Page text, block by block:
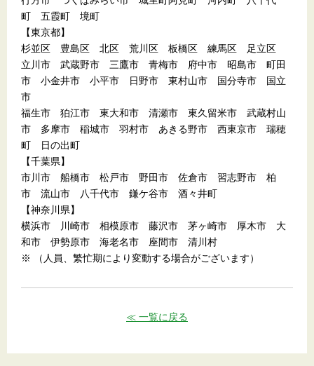
町 五霞町 境町
【東京都】
杉並区 豊島区 北区 荒川区 板橋区 練馬区 足立区
立川市 武蔵野市 三鷹市 青梅市 府中市 昭島市 町田
市 小金井市 小平市 日野市 東村山市 国分寺市 国立
市
福生市 狛江市 東大和市 清瀬市 東久留米市 武蔵村山
市 多摩市 稲城市 羽村市 あきる野市 西東京市 瑞穂
町 日の出町
【千葉県】
市川市 船橋市 松戸市 野田市 佐倉市 習志野市 柏
市 流山市 八千代市 鎌ケ谷市 酒々井町
【神奈川県】
横浜市 川崎市 相模原市 藤沢市 茅ヶ崎市 厚木市 大
和市 伊勢原市 海老名市 座間市 清川村
※ （人員、繁忙期により変動する場合がございます）
≪ 一覧に戻る